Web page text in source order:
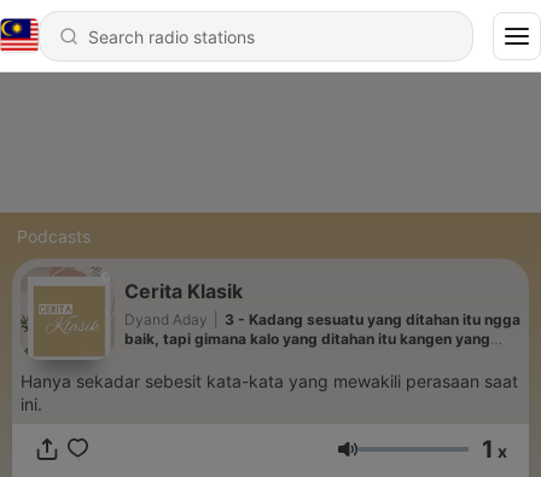
Podcasts
Cerita Klasik
Dyand Aday
3 - Kadang sesuatu yang ditahan itu ngga
baik, tapi gimana kalo yang ditahan itu kangen yang
Hanya sekadar sebesit kata-kata yang mewakili perasaan saat
ini.
Volume 1 x